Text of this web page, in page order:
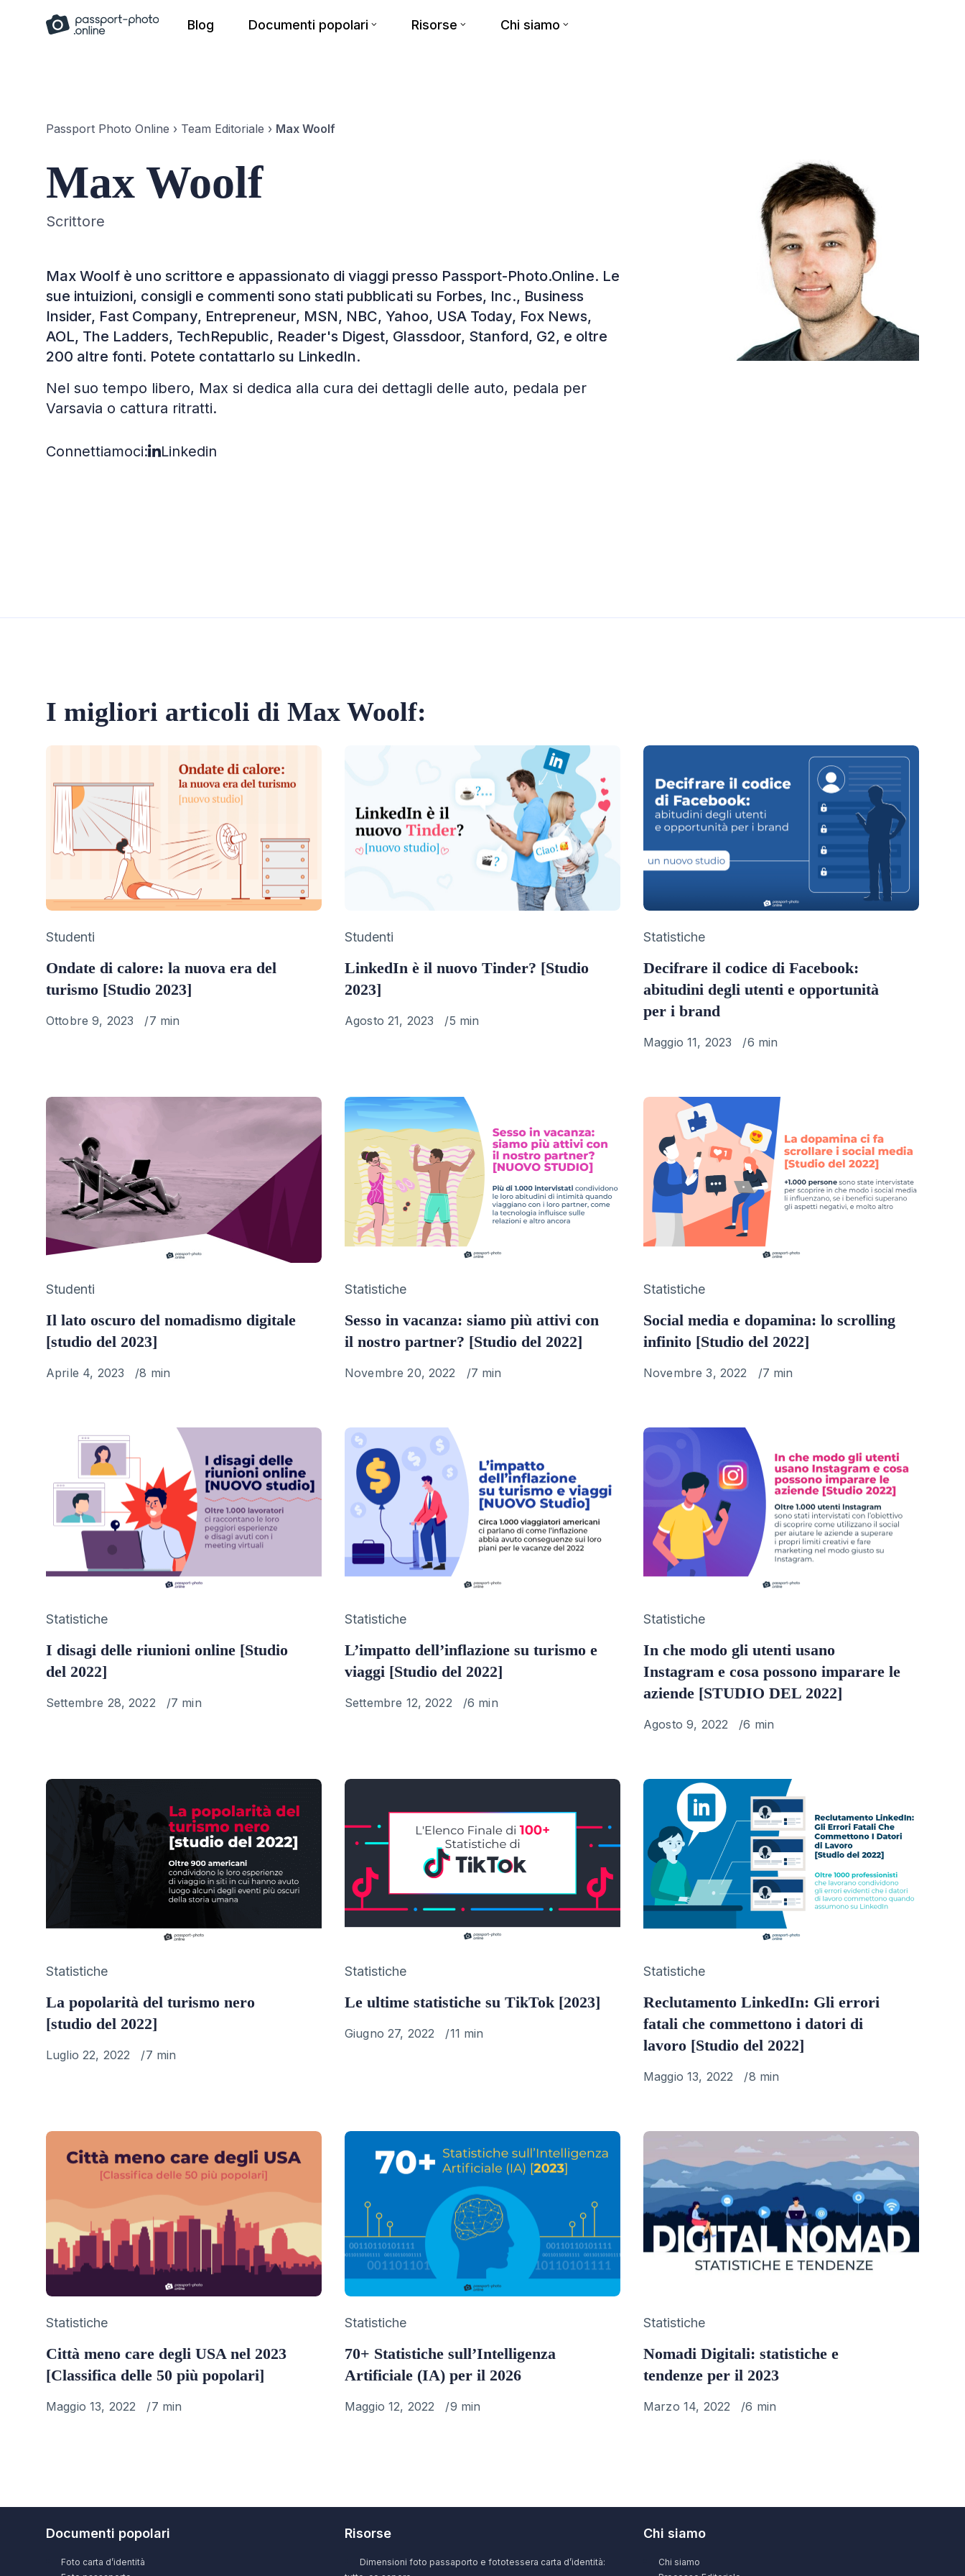
Blog Documenti popolari Risorse Chi siamo
Passport Photo Online › Team Editoriale › Max Woolf
Max Woolf
Scrittore
Max Woolf è uno scrittore e appassionato di viaggi presso Passport-Photo.Online. Le
sue intuizioni, consigli e commenti sono stati pubblicati su Forbes, Inc., Business
Insider, Fast Company, Entrepreneur, MSN, NBC, Yahoo, USA Today, Fox News,
AOL, The Ladders, TechRepublic, Reader's Digest, Glassdoor, Stanford, G2, e oltre
200 altre fonti. Potete contattarlo su LinkedIn.
Nel suo tempo libero, Max si dedica alla cura dei dettagli delle auto, pedala per
Varsavia o cattura ritratti.
Connettiamoci: Linkedin
I migliori articoli di Max Woolf:
Category
Studenti
Ondate di calore: la nuova era del
turismo [Studio 2023]
Published
Ottobre 9, 2023 7 min
Category
Studenti
LinkedIn è il nuovo Tinder? [Studio
2023]
Published
Agosto 21, 2023 5 min
Category
Statistiche
Decifrare il codice di Facebook:
abitudini degli utenti e opportunità
per i brand
Published
Maggio 11, 2023 6 min
Category
Studenti
Il lato oscuro del nomadismo digitale
[studio del 2023]
Published
Aprile 4, 2023 8 min
Category
Statistiche
Sesso in vacanza: siamo più attivi con
il nostro partner? [Studio del 2022]
Published
Novembre 20, 2022 7 min
Category
Statistiche
Social media e dopamina: lo scrolling
infinito [Studio del 2022]
Published
Novembre 3, 2022 7 min
Category
Statistiche
I disagi delle riunioni online [Studio
del 2022]
Published
Settembre 28, 2022 7 min
Category
Statistiche
L’impatto dell’inflazione su turismo e
viaggi [Studio del 2022]
Published
Settembre 12, 2022 6 min
Category
Statistiche
In che modo gli utenti usano
Instagram e cosa possono imparare le
aziende [STUDIO DEL 2022]
Published
Agosto 9, 2022 6 min
Category
Statistiche
La popolarità del turismo nero
[studio del 2022]
Published
Luglio 22, 2022 7 min
Category
Statistiche
Le ultime statistiche su TikTok [2023]
Published
Giugno 27, 2022 11 min
Category
Statistiche
Reclutamento LinkedIn: Gli errori
fatali che commettono i datori di
lavoro [Studio del 2022]
Published
Maggio 13, 2022 8 min
Category
Statistiche
Città meno care degli USA nel 2023
[Classifica delle 50 più popolari]
Published
Maggio 13, 2022 7 min
Category
Statistiche
70+ Statistiche sull’Intelligenza
Artificiale (IA) per il 2026
Published
Maggio 12, 2022 9 min
Category
Statistiche
Nomadi Digitali: statistiche e
tendenze per il 2023
Published
Marzo 14, 2022 6 min
Documenti popolari
Foto carta d’identità
Risorse
Dimensioni foto passaporto e fototessera carta d’identità:
Chi siamo
Chi siamo